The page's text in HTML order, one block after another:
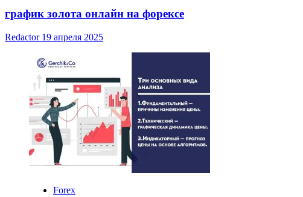
график золота онлайн на форексе
Redactor 19 апреля 2025
Forex